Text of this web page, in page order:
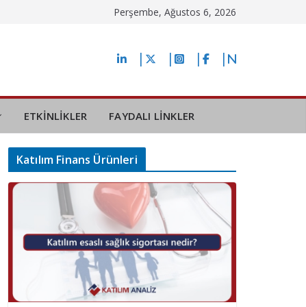
Perşembe, Ağustos 6, 2026
ETKİNLİKLER FAYDALI LİNKLER
Katılım Finans Ürünleri